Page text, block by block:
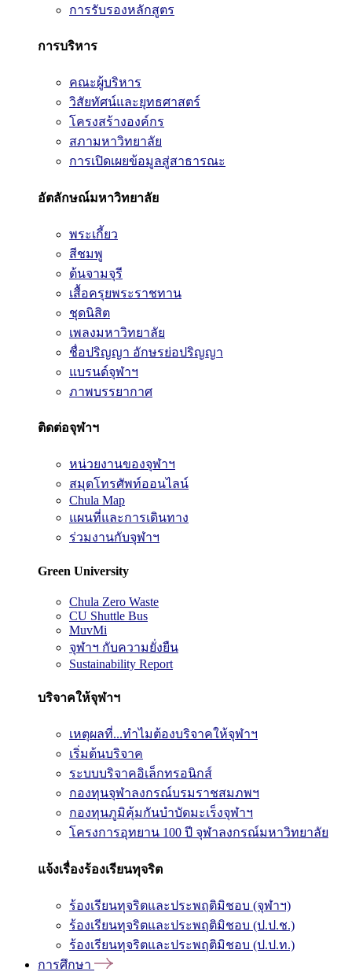
การรับรองหลักสูตร
การบริหาร
คณะผู้บริหาร
วิสัยทัศน์และยุทธศาสตร์
โครงสร้างองค์กร
สภามหาวิทยาลัย
การเปิดเผยข้อมูลสู่สาธารณะ
อัตลักษณ์มหาวิทยาลัย
พระเกี้ยว
สีชมพู
ต้นจามจุรี
เสื้อครุยพระราชทาน
ชุดนิสิต
เพลงมหาวิทยาลัย
ชื่อปริญญา อักษรย่อปริญญา
แบรนด์จุฬาฯ
ภาพบรรยากาศ
ติดต่อจุฬาฯ
หน่วยงานของจุฬาฯ
สมุดโทรศัพท์ออนไลน์
Chula Map
แผนที่และการเดินทาง
ร่วมงานกับจุฬาฯ
Green University
Chula Zero Waste
CU Shuttle Bus
MuvMi
จุฬาฯ กับความยั่งยืน
Sustainability Report
บริจาคให้จุฬาฯ
เหตุผลที่...ทำไมต้องบริจาคให้จุฬาฯ
เริ่มต้นบริจาค
ระบบบริจาคอิเล็กทรอนิกส์
กองทุนจุฬาลงกรณ์บรมราชสมภพฯ
กองทุนภูมิคุ้มกันบำบัดมะเร็งจุฬาฯ
โครงการอุทยาน 100 ปี จุฬาลงกรณ์มหาวิทยาลัย
แจ้งเรื่องร้องเรียนทุจริต
ร้องเรียนทุจริตและประพฤติมิชอบ (จุฬาฯ)
ร้องเรียนทุจริตและประพฤติมิชอบ (ป.ป.ช.)
ร้องเรียนทุจริตและประพฤติมิชอบ (ป.ป.ท.)
การศึกษา